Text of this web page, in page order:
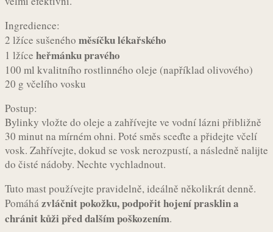
Ingredience:
2 lžíce sušeného měsíčku lékařského
1 lžíce heřmánku pravého
100 ml kvalitního rostlinného oleje (například olivového)
20 g včelího vosku
Postup:
Bylinky vložte do oleje a zahřívejte ve vodní lázni přibližně
30 minut na mírném ohni. Poté směs sceďte a přidejte včelí
vosk. Zahřívejte, dokud se vosk nerozpustí, a následně nalijte
do čisté nádoby. Nechte vychladnout.
Tuto mast používejte pravidelně, ideálně několikrát denně.
Pomáházvláčnit pokožku, podpořit hojení prasklin a
chránit kůži před dalším poškozením.